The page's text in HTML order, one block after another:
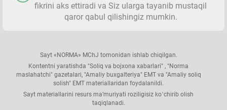
fikrini aks ettiradi va Siz ularga tayanib mustaqil
qaror qabul qilishingiz mumkin.
Sayt «NORMA» MChJ tomonidan ishlab chiqilgan.
Kontentni yaratishda "Soliq va bojхona хabarlari" , "Norma
maslahatchi" gazetalari, "Amaliy buхgalteriya" EMT va "Amaliy soliq
solish" EMT materiallaridan foydalanildi.
Sayt materiallarini resurs ma’muriyati roziligisiz koʻchirib olish
taqiqlanadi.